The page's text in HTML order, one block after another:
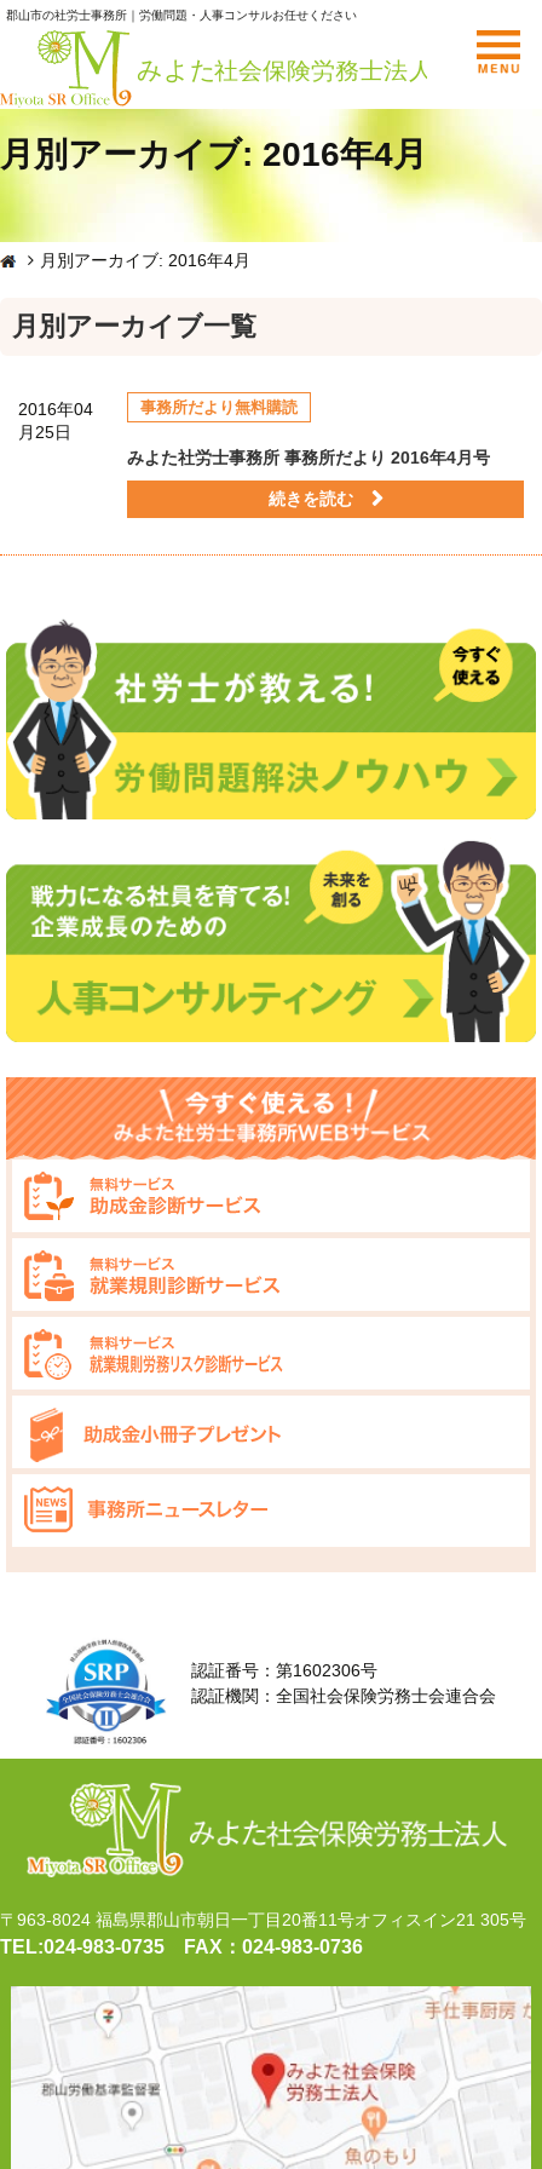
郡山市の社労士事務所｜労働問題・人事コンサルお任せください
月別アーカイブ: 2016年4月
月別アーカイブ: 2016年4月
月別アーカイブ一覧
2016年04
月25日
事務所だより無料購読
みよた社労士事務所 事務所だより 2016年4月号
続きを読む
認証番号：第1602306号
認証機関：全国社会保険労務士会連合会
〒963-8024 福島県郡山市朝日一丁目20番11号オフィスイン21 305号
TEL:024‐983‐0735 FAX：024‐983‐0736